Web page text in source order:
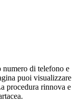
di telefono e
puoi visualizzare
procedura rinnova e